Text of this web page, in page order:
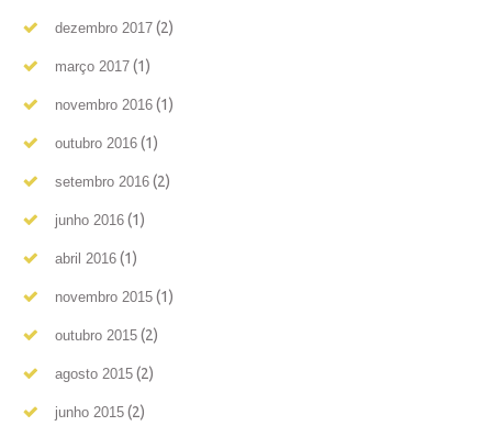
dezembro 2017 (2)
março 2017 (1)
novembro 2016 (1)
outubro 2016 (1)
setembro 2016 (2)
junho 2016 (1)
abril 2016 (1)
novembro 2015 (1)
outubro 2015 (2)
agosto 2015 (2)
junho 2015 (2)